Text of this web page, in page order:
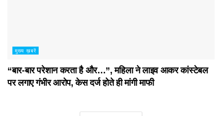
मुख्य ख़बरें
“बार-बार परेशान करता है और…”, महिला ने लाइव आकर कांस्टेबल
पर लगाए गंभीर आरोप, केस दर्ज होते ही मांगी माफी